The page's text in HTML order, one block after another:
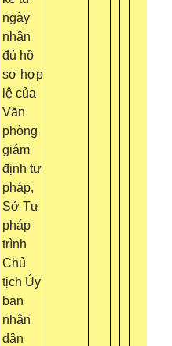
ngày
nhận
đủ hồ
sơ hợp
lệ của
Văn
phòng
giám
định tư
pháp,
Sở Tư
pháp
trình
Chủ
tịch Ủy
ban
nhân
dân